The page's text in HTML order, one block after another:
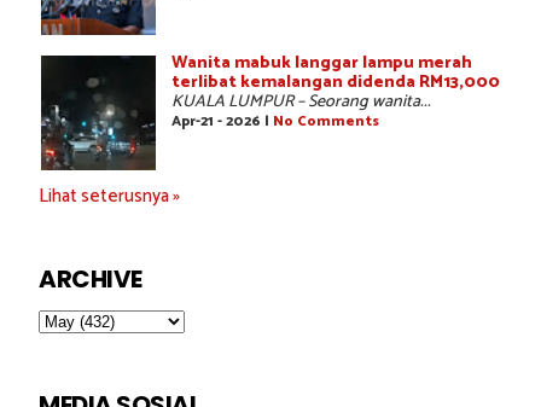
Wanita mabuk langgar lampu merah
terlibat kemalangan didenda RM13,000
KUALA LUMPUR – Seorang wanita...
Apr-21 - 2026 | No Comments
Lihat seterusnya »
ARCHIVE